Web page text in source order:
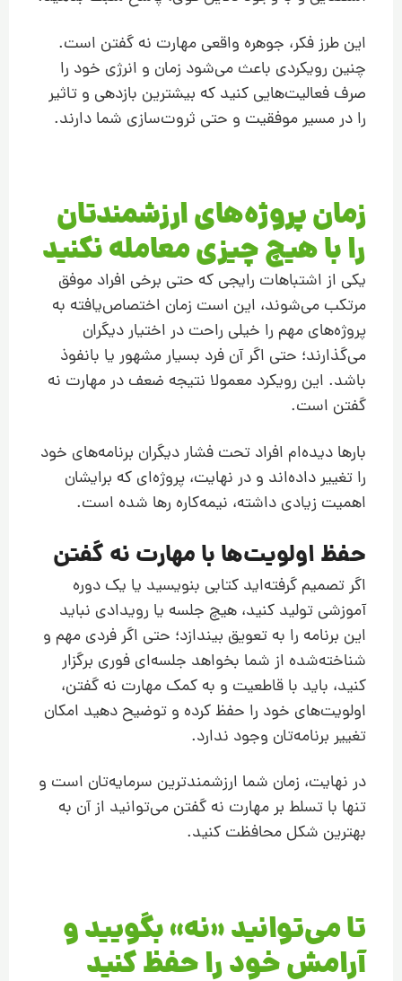
این طرز فکر، جوهره واقعی مهارت نه گفتن است.
چنین رویکردی باعث می‌شود زمان و انرژی خود را
صرف فعالیت‌هایی کنید که بیشترین بازدهی و تاثیر
را در مسیر موفقیت و حتی ثروت‌سازی شما دارند.
زمان پروژه‌های ارزشمندتان
را با هیچ چیزی معامله نکنید
یکی از اشتباهات رایجی که حتی برخی افراد موفق
مرتکب می‌شوند، این است زمان اختصاص‌یافته به
پروژه‌های مهم را خیلی راحت در اختیار دیگران
می‌گذارند؛ حتی اگر آن فرد بسیار مشهور یا بانفوذ
باشد. این رویکرد معمولا نتیجه ضعف در مهارت نه
گفتن است.
بارها دیده‌ام افراد تحت‌ فشار دیگران برنامه‌های خود
را تغییر داده‌اند و در نهایت، پروژه‌ای که برایشان
اهمیت زیادی داشته، نیمه‌کاره رها شده است.
حفظ اولویت‌ها با مهارت نه گفتن
اگر تصمیم گرفته‌اید کتابی بنویسید یا یک دوره
آموزشی تولید کنید، هیچ جلسه یا رویدادی نباید
این برنامه را به تعویق بیندازد؛ حتی اگر فردی مهم و
شناخته‌شده از شما بخواهد جلسه‌ای فوری برگزار
کنید، باید با قاطعیت و به کمک مهارت نه گفتن،
اولویت‌های خود را حفظ کرده و توضیح دهید امکان
تغییر برنامه‌تان وجود ندارد.
در نهایت، زمان شما ارزشمندترین سرمایه‌تان است و
تنها با تسلط بر مهارت نه گفتن می‌توانید از آن به
بهترین شکل محافظت کنید.
تا می‌توانید «نه» بگویید و
آرامش خود را حفظ کنید